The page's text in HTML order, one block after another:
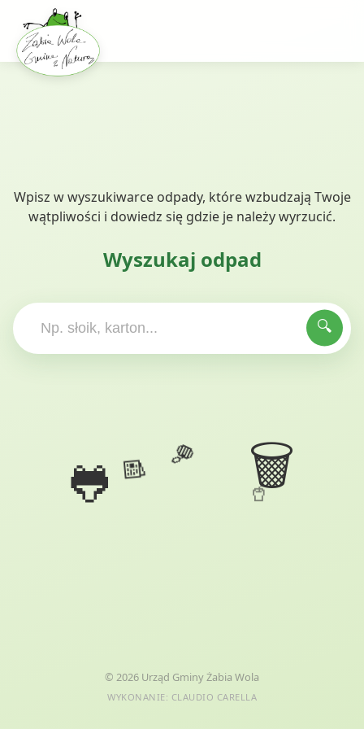
Wpisz w wyszukiwarce odpady, które wzbudzają Twoje
wątpliwości i dowiedz się gdzie je należy wyrzucić.
Wyszukaj odpad
🔍
🐸 📰
🥤
🍎 🗑️
© 2026 Urząd Gminy Żabia Wola
WYKONANIE: CLAUDIO CARELLA
×
♻️
NAZWA KOSZA
Opis postępowania...